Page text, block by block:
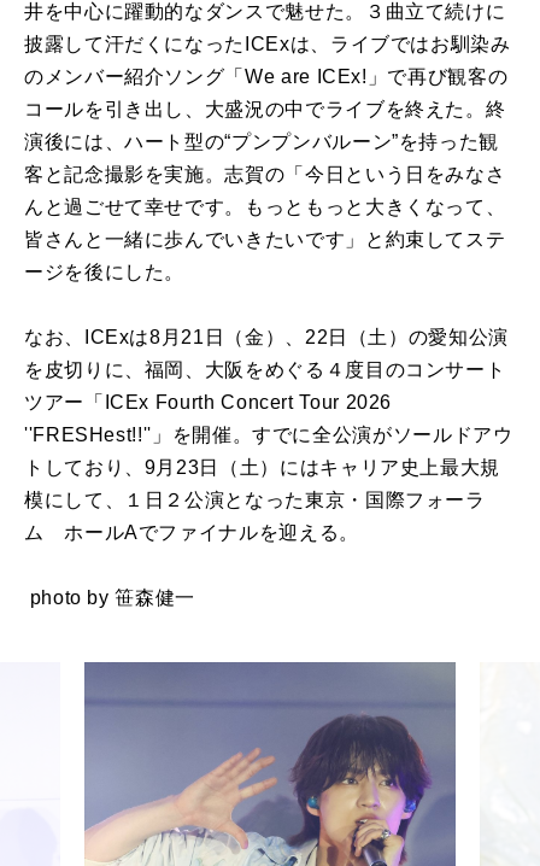
井を中心に躍動的なダンスで魅せた。３曲立て続けに
披露して汗だくになったICExは、ライブではお馴染み
のメンバー紹介ソング「We are ICEx!」で再び観客の
コールを引き出し、大盛況の中でライブを終えた。終
演後には、ハート型の“プンプンバルーン”を持った観
客と記念撮影を実施。志賀の「今日という日をみなさ
んと過ごせて幸せです。もっともっと大きくなって、
皆さんと一緒に歩んでいきたいです」と約束してステ
ージを後にした。
なお、ICExは8月21日（金）、22日（土）の愛知公演
を皮切りに、福岡、大阪をめぐる４度目のコンサート
ツアー「ICEx Fourth Concert Tour 2026
''FRESHest!!''」を開催。すでに全公演がソールドアウ
トしており、9月23日（土）にはキャリア史上最大規
模にして、１日２公演となった東京・国際フォーラ
ム ホールAでファイナルを迎える。
photo by 笹森健一